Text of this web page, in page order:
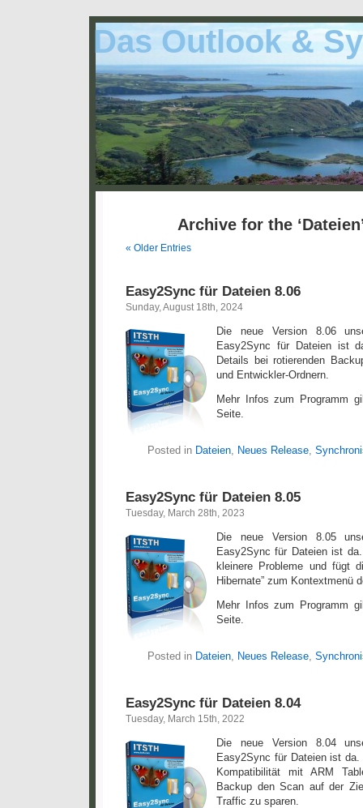
Das Outlook &
Archive for the
« Older Entries
Easy2Sync für Dateien 8.06
Sunday, August 18th, 2024
Die neue Version 8.06
Easy2Sync für Dateien ist
Details bei rotierenden
und Entwickler-Ordnern.
Mehr Infos zum Programm
Seite.
Posted in Dateien, Neues Release,
Easy2Sync für Dateien 8.05
Tuesday, March 28th, 2023
Die neue Version 8.05
Easy2Sync für Dateien ist
kleinere Probleme und fügt
Hibernate” zum Kontextmenü
Mehr Infos zum Programm
Seite.
Posted in Dateien, Neues Release,
Easy2Sync für Dateien 8.04
Tuesday, March 15th, 2022
Die neue Version 8.04
Easy2Sync für Dateien ist
Kompatibilität mit ARM
Backup den Scan auf der
Traffic zu sparen.